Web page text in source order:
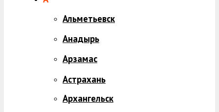
Альметьевск
Анадырь
Арзамас
Астрахань
Архангельск